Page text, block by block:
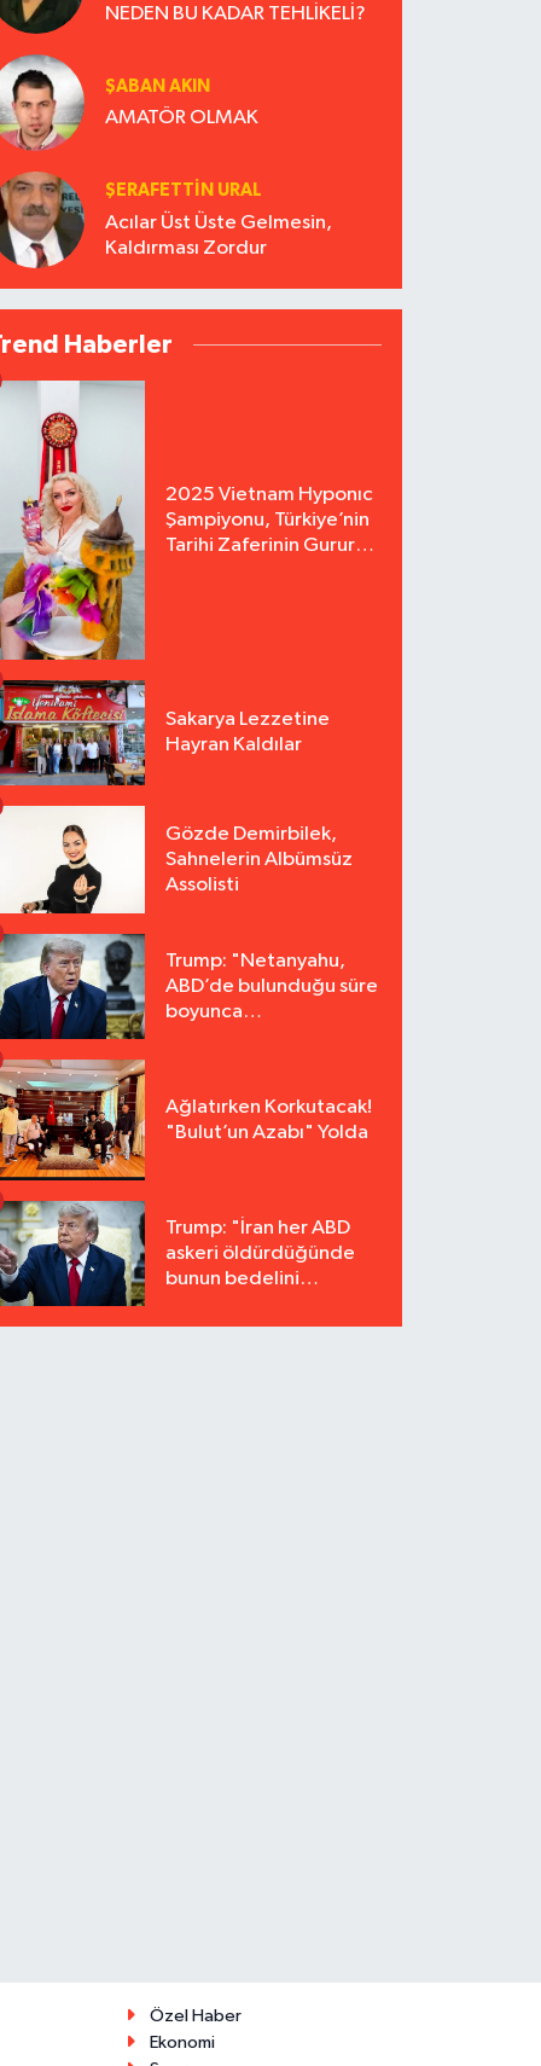
NEDEN BU KADAR TEHLİKELİ?
ŞABAN AKIN
AMATÖR OLMAK
ŞERAFETTIN URAL
Acılar Üst Üste Gelmesin,
Kaldırması Zordur
Haberler
2025 Vietnam Hyponıc
Şampiyonu, Türkiye’nin
Tarihi Zaferinin Gururu
Sakarya Lezzetine
Hayran Kaldılar
Gözde Demirbilek,
Sahnelerin Albümsüz
Assolisti
Trump: "Netanyahu,
ABD’de bulunduğu süre
boyunca
Ağlatırken Korkutacak!
"Bulut’un Azabı" Yolda
Trump: "İran her ABD
askeri öldürdüğünde
bunun bedelini
Özel Haber
Ekonomi